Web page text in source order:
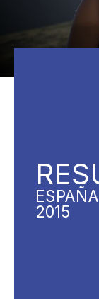
ESPAÑA
2015